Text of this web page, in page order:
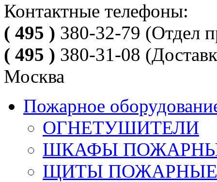
Контактные телефоны:
( 495 ) 380-32-79 (Отдел
( 495 ) 380-31-08
Москва
Пожарное
ОГНЕТУШИТЕЛИ
ШКАФЫ
ЩИТЫ ПОЖАРНЫЕ